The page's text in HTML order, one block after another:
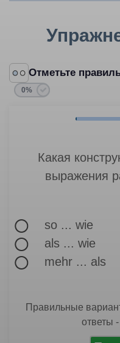
Отметьте
0%
Какая
выражения
so ... wie
als ... wie
mehr ... als
Правильные
ответы